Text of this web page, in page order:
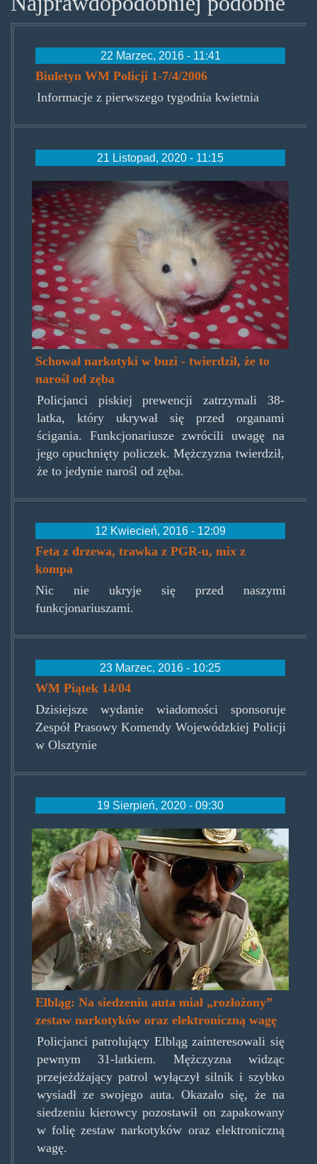
22 Marzec, 2016 - 11:41
Biuletyn WM Policji 1-7/4/2006
Informacje z pierwszego tygodnia kwietnia
21 Listopad, 2020 - 11:15
chomikpoliki.jpg
Schował narkotyki w buzi - twierdził, że to
narośl od zęba
Policjanci piskiej prewencji zatrzymali 38-
latka, który ukrywał się przed organami
ścigania. Funkcjonariusze zwrócili uwagę na
jego opuchnięty policzek. Mężczyzna twierdził,
że to jedynie narośl od zęba.
12 Kwiecień, 2016 - 12:09
Feta z drzewa, trawka z PGR-u, mix z
kompa
Nic nie ukryje się przed naszymi
funkcjonariuszami.
23 Marzec, 2016 - 10:25
WM Piątek 14/04
Dzisiejsze wydanie wiadomości sponsoruje
Zespół Prasowy Komendy Wojewódzkiej Policji
w Olsztynie
19 Sierpień, 2020 - 09:30
police-
stealing-
weed-
from-
the-
police-
weedist1.jpg
Elbląg: Na siedzeniu auta miał „rozłożony”
zestaw narkotyków oraz elektroniczną wagę
Policjanci patrolujący Elbląg zainteresowali się
pewnym 31-latkiem. Mężczyzna widząc
przejeżdżający patrol wyłączył silnik i szybko
wysiadł ze swojego auta. Okazało się, że na
siedzeniu kierowcy pozostawił on zapakowany
w folię zestaw narkotyków oraz elektroniczną
wagę.